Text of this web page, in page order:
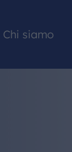
Chi siamo